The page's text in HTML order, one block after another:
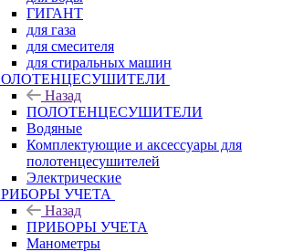
ГИГАНТ
для газа
для смесителя
для стиральных машин
Назад
ПОЛОТЕНЦЕСУШИТЕЛИ
Водяные
Комплектующие и аксессуары для
полотенцесушителей
Электрические
УЧЕТА
Назад
ПРИБОРЫ УЧЕТА
Манометры